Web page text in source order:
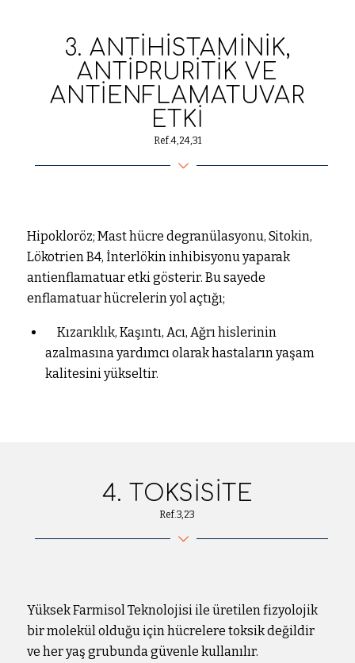
3. ANTIHISTAMINIK,
ANTIPRURITIK VE
ANTIENFLAMATUVAR
ETKI
Ref.4,24,31
Hipokloröz; Mast hücre degranülasyonu, Sitokin,
Lökotrien B4, İnterlökin inhibisyonu yaparak
antienflamatuar etki gösterir. Bu sayede
enflamatuar hücrelerin yol açtığı;
Kızarıklık, Kaşıntı, Acı, Ağrı hislerinin
azalmasına yardımcı olarak hastaların yaşam
kalitesini yükseltir.
4. TOKSISITE
Ref.3,23
Yüksek Farmisol Teknolojisi ile üretilen fizyolojik
bir molekül olduğu için hücrelere toksik değildir
ve her yaş grubunda güvenle kullanılır.